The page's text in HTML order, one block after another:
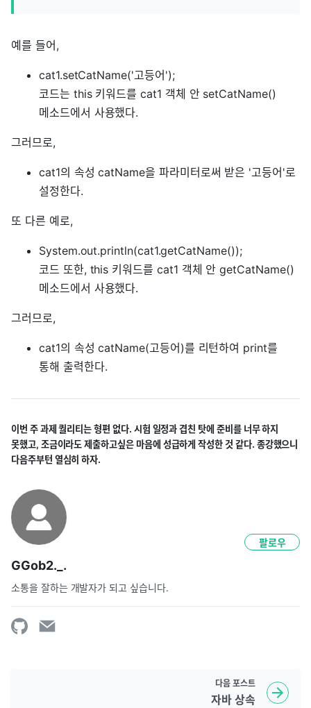
예를 들어,
cat1.setCatName('고등어');
코드는 this 키워드를 cat1 객체 안 setCatName()
메소드에서 사용했다.
그러므로,
cat1의 속성 catName을 파라미터로써 받은 '고등어'로
설정한다.
또 다른 예로,
System.out.println(cat1.getCatName());
코드 또한, this 키워드를 cat1 객체 안 getCatName()
메소드에서 사용했다.
그러므로,
cat1의 속성 catName(고등어)를 리턴하여 print를
통해 출력한다.
이번 주 과제 퀄리티는 형편 없다. 시험 일정과 겹친 탓에 준비를 너무 하지
못했고, 조금이라도 제출하고싶은 마음에 성급하게 작성한 것 같다. 종강했으니
다음주부턴 열심히 하자.
GGob2._.
소통을 잘하는 개발자가 되고 싶습니다.
팔로우
다음 포스트
자바 상속